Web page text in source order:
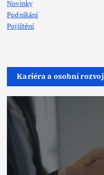
Novinky
Podnikání
Pojištění
Kariéra a osobní rozvoj